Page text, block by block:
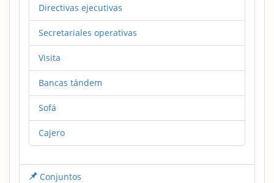
Directivas ejecutivas
Secretariales operativas
Visita
Bancas tándem
Sofá
Cajero
Conjuntos